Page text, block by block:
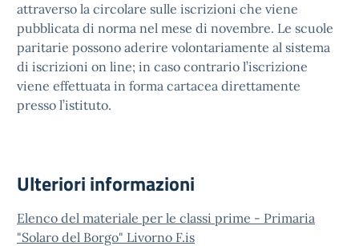
attraverso la circolare sulle iscrizioni che viene
pubblicata di norma nel mese di novembre. Le scuole
paritarie possono aderire volontariamente al sistema
di iscrizioni on line; in caso contrario l’iscrizione
viene effettuata in forma cartacea direttamente
presso l’istituto.
Ulteriori informazioni
Elenco del materiale per le classi prime - Primaria
"Solaro del Borgo" Livorno F.is